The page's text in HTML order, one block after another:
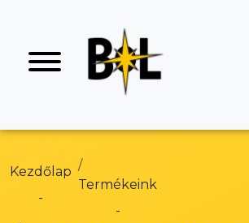
Kezdőlap
Termékeink